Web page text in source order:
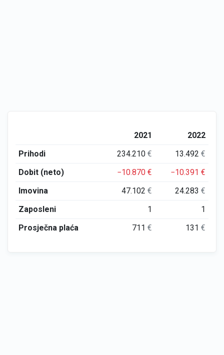
2021
2022
Prihodi
234.210€ 13.492€
Dobit (neto)
−10.870€ −10.391€
Imovina
47.102€ 24.283€
Zaposleni
1
1
Prosječna plaća
711€ 131€